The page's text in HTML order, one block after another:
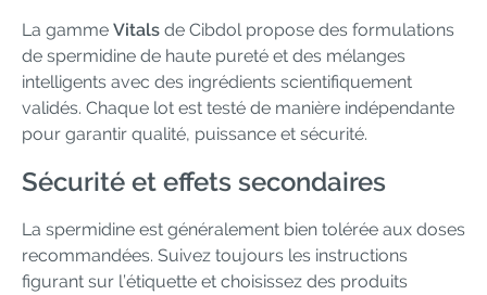
La gamme Vitals de Cibdol propose des formulations
de spermidine de haute pureté et des mélanges
intelligents avec des ingrédients scientifiquement
validés. Chaque lot est testé de manière indépendante
pour garantir qualité, puissance et sécurité.
Sécurité et effets secondaires
La spermidine est généralement bien tolérée aux doses
recommandées. Suivez toujours les instructions
figurant sur l’étiquette et choisissez des produits